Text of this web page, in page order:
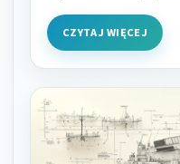
CZYTAJ WIĘCEJ